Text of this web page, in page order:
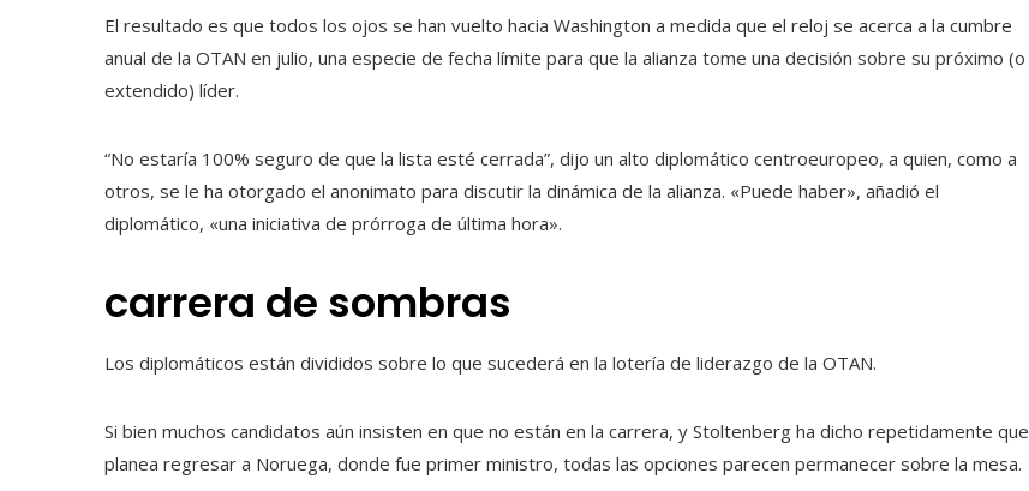
El resultado es que todos los ojos se han vuelto hacia Washington a medida que el reloj se acerca a la cumbre
anual de la OTAN en julio, una especie de fecha límite para que la alianza tome una decisión sobre su próximo (o
extendido) líder.
“No estaría 100% seguro de que la lista esté cerrada”, dijo un alto diplomático centroeuropeo, a quien, como a
otros, se le ha otorgado el anonimato para discutir la dinámica de la alianza. «Puede haber», añadió el
diplomático, «una iniciativa de prórroga de última hora».
carrera de sombras
Los diplomáticos están divididos sobre lo que sucederá en la lotería de liderazgo de la OTAN.
Si bien muchos candidatos aún insisten en que no están en la carrera, y Stoltenberg ha dicho repetidamente que
planea regresar a Noruega, donde fue primer ministro, todas las opciones parecen permanecer sobre la mesa.